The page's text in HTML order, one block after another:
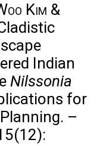
Kim &
Indian
Nilssonia
for
–